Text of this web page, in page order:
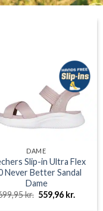
DAME
Slip-in Ultra Flex
Never Better Sandal
Dame
kr. Den
oprindelige
559,96 kr.